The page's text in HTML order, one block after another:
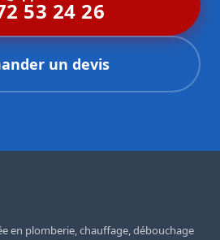
53 24 26
un devis
en plomberie, chauffage, débouchage